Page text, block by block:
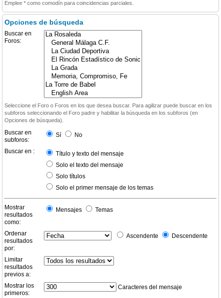
Emplee * como comodín para coincidencias parciales.
Opciones de búsqueda
Buscar en
Foros:
Seleccione el Foro o Foros en los que desea buscar. Para agilizar puede buscar en los
subforos seleccionando el Foro padre y habilitar la búsqueda en los subforos (en
Opciones de búsqueda).
Buscar en
subforos:
Sí No
Buscar en :
Título y texto del mensaje
Solo el texto del mensaje
Solo títulos
Solo el primer mensaje de los temas
Mostrar
resultados
como:
Mensajes Temas
Ordenar
resultados
por:
Ascendente Descendente
Limitar
resultados
previos a:
Mostrar los
primeros:
Caracteres del mensaje